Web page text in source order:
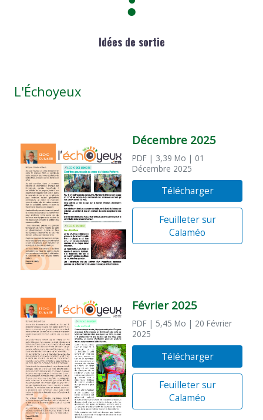
Idées de sortie
L'Échoyeux
Décembre 2025
PDF | 3,39 Mo | 01
Décembre 2025
Télécharger
Feuilleter sur
Calaméo
Février 2025
PDF | 5,45 Mo | 20 Février
2025
Télécharger
Feuilleter sur
Calaméo